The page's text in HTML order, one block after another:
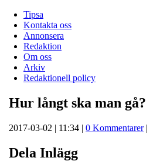
Tipsa
Kontakta oss
Annonsera
Redaktion
Om oss
Arkiv
Redaktionell policy
Hur långt ska man gå?
2017-03-02 | 11:34 | 0 Kommentarer|
Dela Inlägg